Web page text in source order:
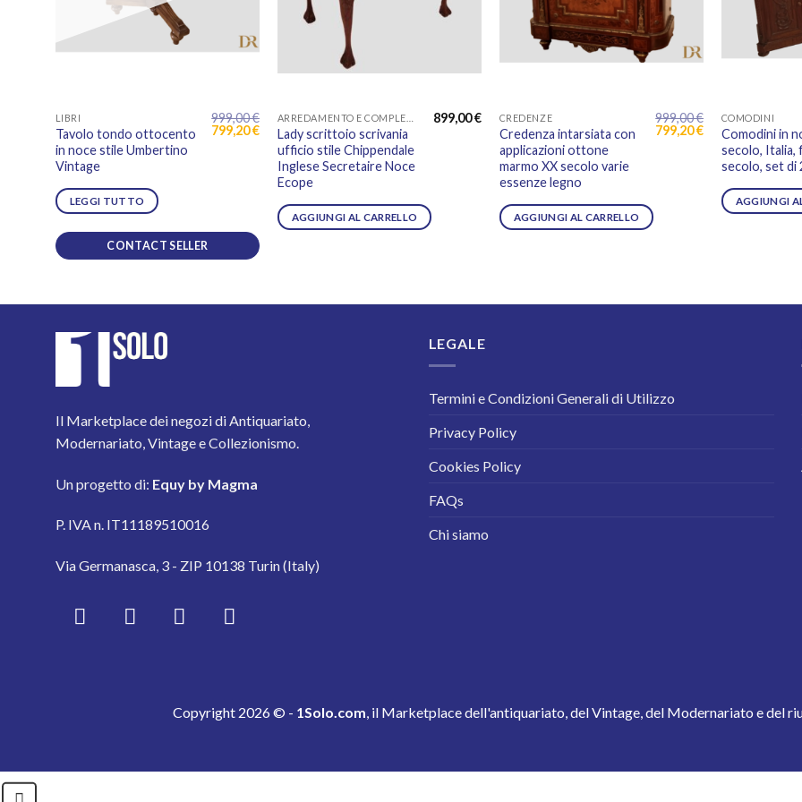
LIBRI
Tavolo tondo ottocento
in noce stile Umbertino
Vintage
999,00€
Il
prezzo
799,20€Il
prezzo
attuale
799,20 €.
LEGGI TUTTO
CONTACT SELLER
Lady scrittoio scrivania
ufficio stile Chippendale
Inglese Secretaire Noce
Ecope
899,00€
AGGIUNGI AL CARRELLO
CREDENZE
Credenza intarsiata con
applicazioni ottone
marmo XX secolo varie
essenze legno
999,00€
Il
prezzo
799,20€Il
prezzo
attuale
AGGIUNGI AL CARRELLO
COMODINI
Comodini in
secolo, Italia,
secolo, set di
AGGIUNGI
Il Marketplace dei negozi di Antiquariato,
Modernariato, Vintage e Collezionismo.
Un progetto di: Equy by Magma
P. IVA n. IT11189510016
Via Germanasca, 3 - ZIP 10138 Turin (Italy)
LEGALE
Termini e Condizioni Generali di Utilizzo
Privacy Policy
Cookies Policy
FAQs
Chi siamo
Copyright 2026 © - 1Solo.com, il Marketplace dell'antiquariato, del Vintage, del Modernariato e del